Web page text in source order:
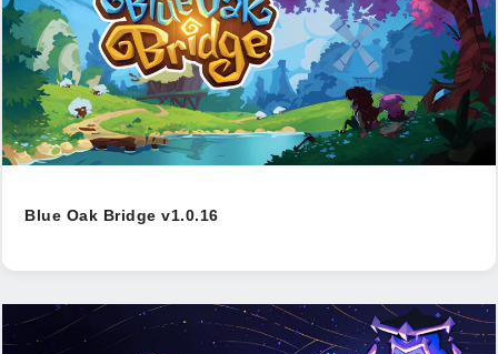
Blue Oak Bridge v1.0.16